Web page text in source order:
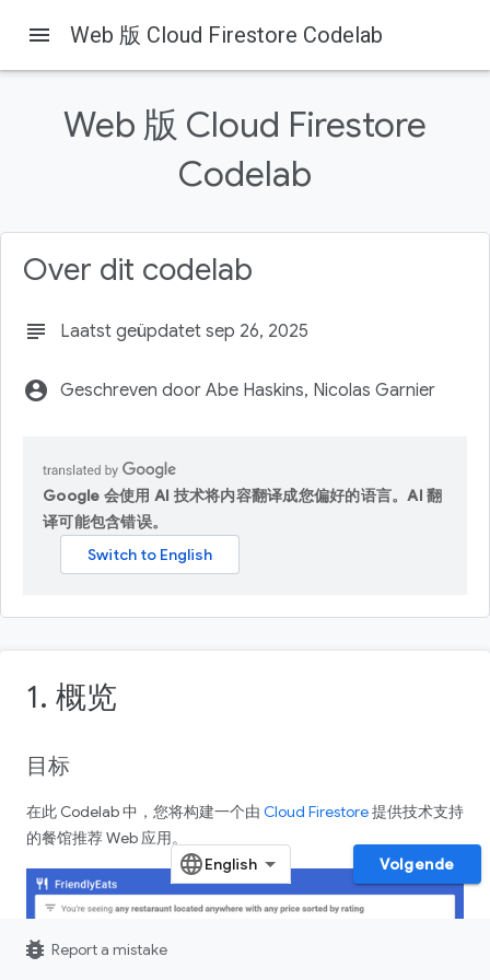
Firebase Codelabs
On this page
1.概览
创建 Firebase 项目
menu Web 版 Cloud Firestore Codelab
Web 版 Cloud Firestore
Codelab
Over dit codelab
subject Laatst geüpdatet sep 26, 2025
account_circle Geschreven door Abe Haskins, Nicolas Garnier
Google 会使用 AI 技术将内容翻译成您偏好的语言。AI 翻
译可能包含错误。
1. 概览
目标
在此 Codelab 中，您将构建一个由 Cloud Firestore提供技术支持
的餐馆推荐 Web 应用。
Volgende
bug_report Report a mistake